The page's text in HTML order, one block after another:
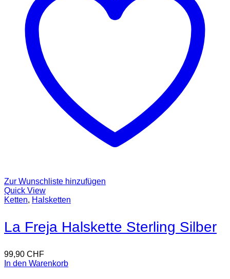
Zur Wunschliste hinzufügen
Quick View
Ketten, Halsketten
La Freja Halskette Sterling Silber
99,90 CHF
In den Warenkorb